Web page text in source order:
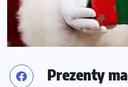
Prezenty